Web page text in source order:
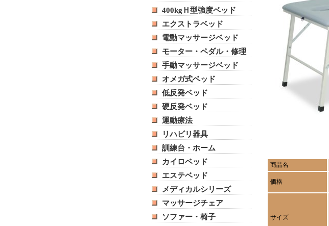
400kgＨ型強度ベッド
エクストラベッド
電動マッサージベッド
モーター・ペダル・修理
手動マッサージベッド
オメガ式ベッド
低反発ベッド
硬反発ベッド
運動療法
リハビリ器具
訓練台・ホーム
カイロベッド
エステベッド
メディカルシリーズ
マッサージチェア
ソファー・椅子
商品名
価格
サイズ